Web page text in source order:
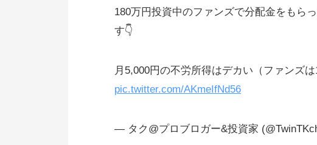
180万円投資中のファンズで分配金をもら
す👇
月5,000円の不労所得はデカい（ファンズは
pic.twitter.com/AKmeIfNd56
— タク@プロブロガー&投資家